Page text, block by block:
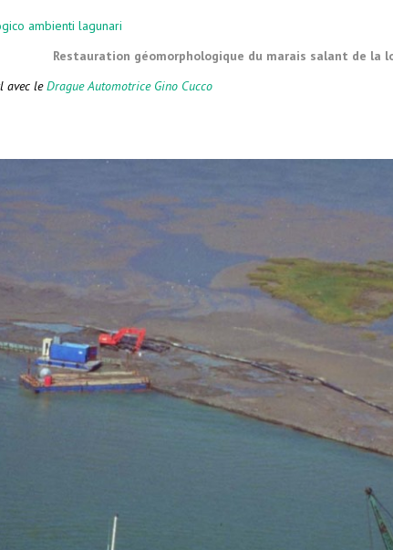
CONSTRUCTION ET ENTRETIEN
DE BARRIÈRES ROCHEUSES
PORT-CANAUX
TRAVAUX DE GÉNIE NATUREL
TRAVAUX SPÉCIAUX
ambienti lagunari
Restauration géomorphologique du marais salant de la
avec leDrague Automotrice Gino Cucco